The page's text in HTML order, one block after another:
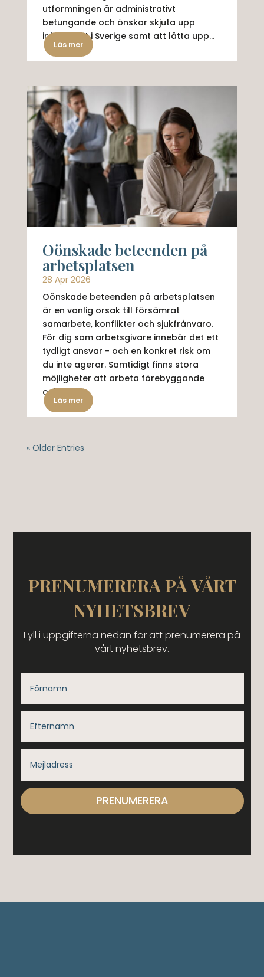
utformningen är administrativt
betungande och önskar skjuta upp
införandet i Sverige samt att lätta upp...
Läs mer
Oönskade beteenden på
arbetsplatsen
28 Apr 2026
Oönskade beteenden på arbetsplatsen
är en vanlig orsak till försämrat
samarbete, konflikter och sjukfrånvaro.
För dig som arbetsgivare innebär det ett
tydligt ansvar - och en konkret risk om
du inte agerar. Samtidigt finns stora
möjligheter att arbeta förebyggande
och...
Läs mer
« Older Entries
PRENUMERERA PÅ VÅRT
NYHETSBREV
Fyll i uppgifterna nedan för att prenumerera på
vårt nyhetsbrev.
PRENUMERERA